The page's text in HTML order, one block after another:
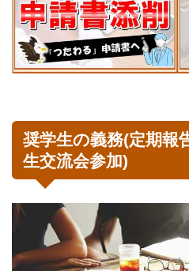
奨学生の義務(定期報
生交流会参加)